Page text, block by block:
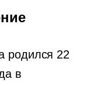
родился 22
в